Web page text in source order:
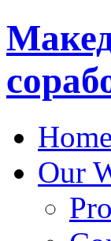
Home
Our